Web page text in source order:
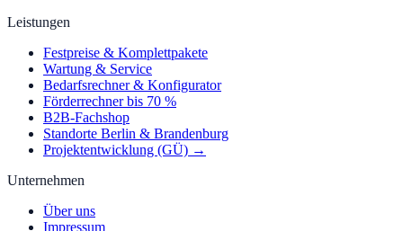
Leistungen
Festpreise & Komplettpakete
Wartung & Service
Bedarfsrechner & Konfigurator
Förderrechner bis 70 %
B2B-Fachshop
Standorte Berlin & Brandenburg
Projektentwicklung (GÜ) →
Unternehmen
Über uns
Impressum